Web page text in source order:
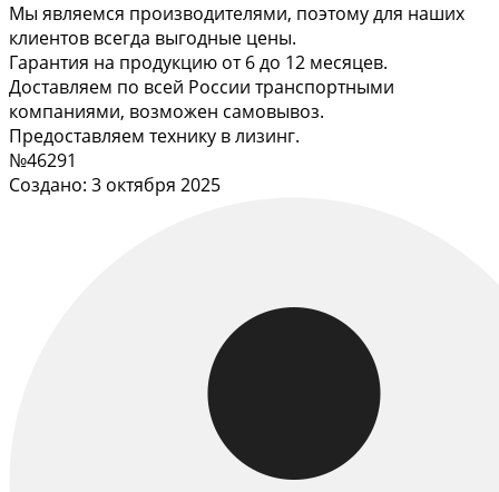
Мы являемся производителями, поэтому для наших
клиентов всегда выгодные цены.
Гарантия на продукцию от 6 до 12 месяцев.
Доставляем по всей России транспортными
компаниями, возможен самовывоз.
Предоставляем технику в лизинг.
№46291
Создано: 3 октября 2025